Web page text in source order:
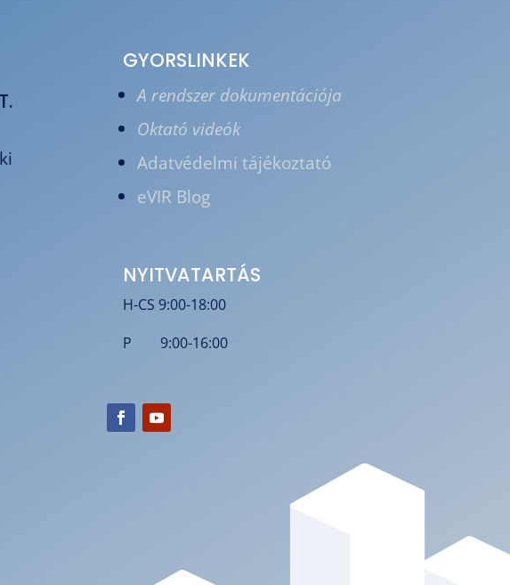
GYORSLINKEK
A rendszer dokumentációja
Oktató videók
Adatvédelmi tájékoztató
eVIR Blog
NYITVATARTÁS
H-CS 9:00-18:00
P 9:00-16:00